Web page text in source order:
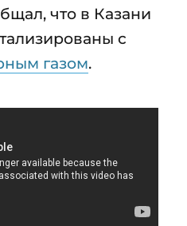
что в Казани
с
газом.